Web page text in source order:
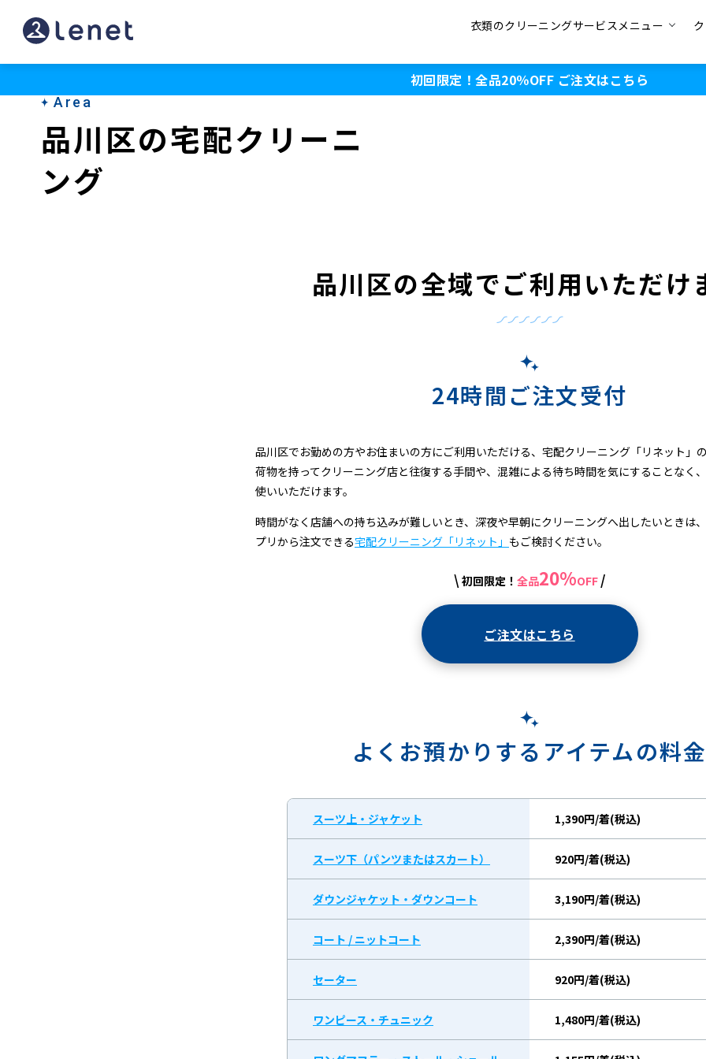
品
川
衣類のクリーニングサービスメニュー
初回限定！全品20％OFF ご注文はこちら
Area
品川区の宅配クリーニ
ング
品川区の全域でご利用いただけ
24時間ご注文受付
品川区でお勤めの方やお住まいの方にご利用いただける、宅配クリーニング「リネット」
荷物を持ってクリーニング店と往復する手間や、混雑による待ち時間を気にすることなく
使いいただけます。
時間がなく店舗への持ち込みが難しいとき、深夜や早朝にクリーニングへ出したいときは
プリから注文できる宅配クリーニング「リネット」 もご検討ください。
\ 初回限定！ 全品20%OFF /
ご注文はこちら
よくお預かりするアイテムの料
スーツ上・ジャケット 1,390円/着(税込)
スーツ下（パンツまたはスカート） 920円/着(税込)
ダウンジャケット・ダウンコート 3,190円/着(税込)
コート / ニットコート 2,390円/着(税込)
セーター 920円/着(税込)
ワンピース・チュニック 1,480円/着(税込)